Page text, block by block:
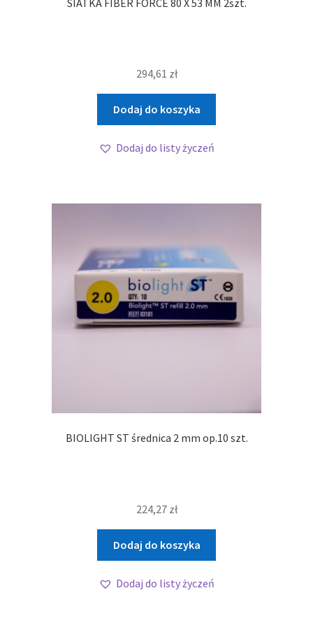
294,61 zł
Dodaj do koszyka
Dodaj do listy życzeń
BIOLIGHT ST średnica 2 mm op.10 szt.
224,27 zł
Dodaj do koszyka
Dodaj do listy życzeń